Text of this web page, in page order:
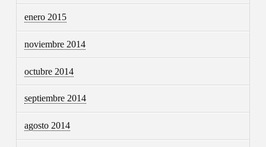
enero 2015
noviembre 2014
octubre 2014
septiembre 2014
agosto 2014